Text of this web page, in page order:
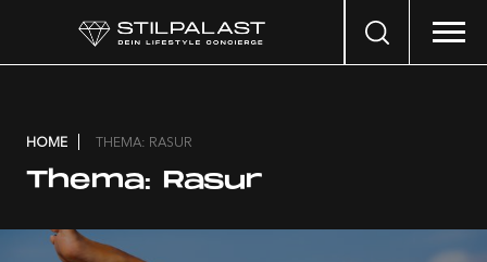
Search
HOME THEMA: RASUR
Thema: Rasur